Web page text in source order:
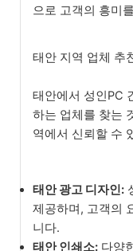
으로 고객의 흥미
태안 지역 업체 추
태안에서 성인PC
하는 업체를 찾는
역에서 신뢰할 수
태안 광고 디자인:
제공하며, 고객의
니다.
태안 인쇄소: 다양